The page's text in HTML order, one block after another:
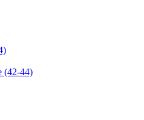
(42-44)